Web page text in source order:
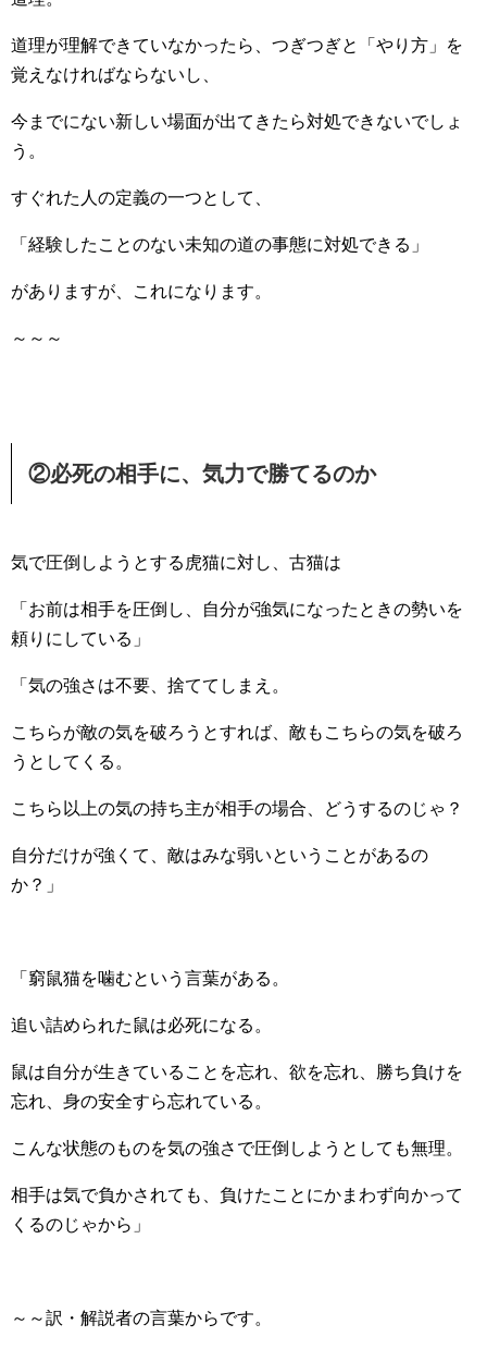
道理が理解できていなかったら、つぎつぎと「やり方」を
覚えなければならないし、
今までにない新しい場面が出てきたら対処できないでしょ
う。
すぐれた人の定義の一つとして、
「経験したことのない未知の道の事態に対処できる」
がありますが、これになります。
～～～
②必死の相手に、気力で勝てるのか
気で圧倒しようとする虎猫に対し、古猫は
「お前は相手を圧倒し、自分が強気になったときの勢いを
頼りにしている」
「気の強さは不要、捨ててしまえ。
こちらが敵の気を破ろうとすれば、敵もこちらの気を破ろ
うとしてくる。
こちら以上の気の持ち主が相手の場合、どうするのじゃ？
自分だけが強くて、敵はみな弱いということがあるの
か？」
「窮鼠猫を噛むという言葉がある。
追い詰められた鼠は必死になる。
鼠は自分が生きていることを忘れ、欲を忘れ、勝ち負けを
忘れ、身の安全すら忘れている。
こんな状態のものを気の強さで圧倒しようとしても無理。
相手は気で負かされても、負けたことにかまわず向かって
くるのじゃから」
～～訳・解説者の言葉からです。